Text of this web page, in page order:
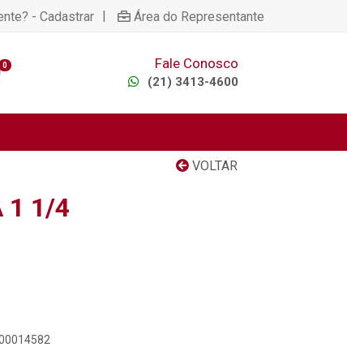
- Cadastrar | Área do Representante
0 Fale Conosco
(21) 3413-4600
VOLTAR
1 1/4